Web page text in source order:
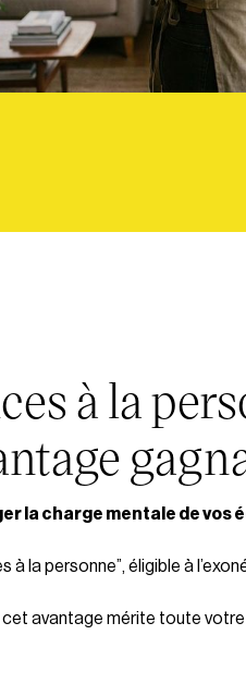
à la
la charge mentale de vos
à la personne”, éligible à
avantage mérite toute